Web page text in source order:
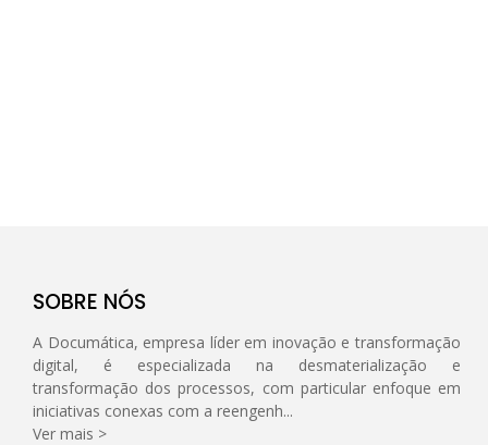
SOBRE NÓS
A Documática, empresa líder em inovação e transformação
digital, é especializada na desmaterialização e
transformação dos processos, com particular enfoque em
iniciativas conexas com a reengenh...
Ver mais >